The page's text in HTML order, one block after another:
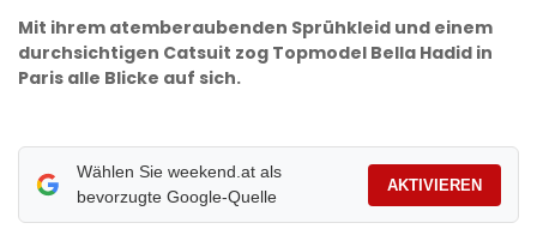
Mit ihrem atemberaubenden Sprühkleid und einem
durchsichtigen Catsuit zog Topmodel Bella Hadid in
Paris alle Blicke auf sich.
Wählen Sie weekend.at als
bevorzugte Google-Quelle
AKTIVIEREN